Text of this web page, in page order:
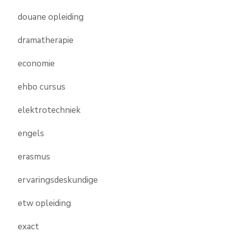
douane opleiding
dramatherapie
economie
ehbo cursus
elektrotechniek
engels
erasmus
ervaringsdeskundige
etw opleiding
exact